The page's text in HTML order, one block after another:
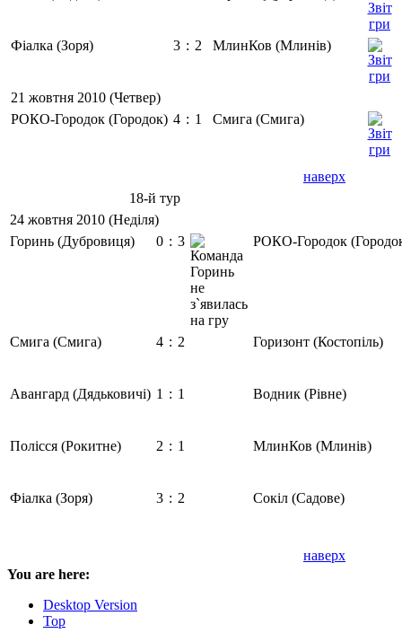
Фіалка (Зоря) 3 : 2 МлинКов (Млинів)
21 жовтня 2010 (Четвер)
РОКО-Городок (Городок) 4 : 1 Смига (Смига)
наверх
18-й тур
24 жовтня 2010 (Неділя)
Горинь (Дубровиця)
0 : 3 РОКО-Городок
Смига (Смига) 4 : 2 Горизонт (Костопіль)
Авангард (Дядьковичі) 1 : 1 Водник (Рівне)
Полісся (Рокитне) 2 : 1 МлинКов (Млинів)
Фіалка (Зоря) 3 : 2 Сокіл (Садове)
наверх
You are here:
Desktop Version
Top